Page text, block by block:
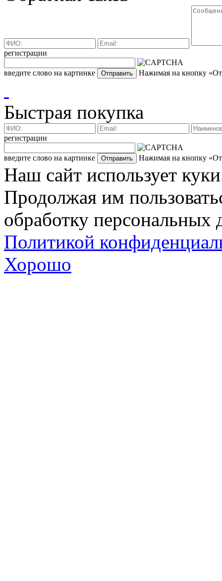
регистрации
введите слово на картинке Нажимая на кнопку
Быстрая покупка
регистрации
введите слово на картинке Нажимая на кнопку
Наш сайт использует
Продолжая им
обработку персональных
Политикой
Хорошо